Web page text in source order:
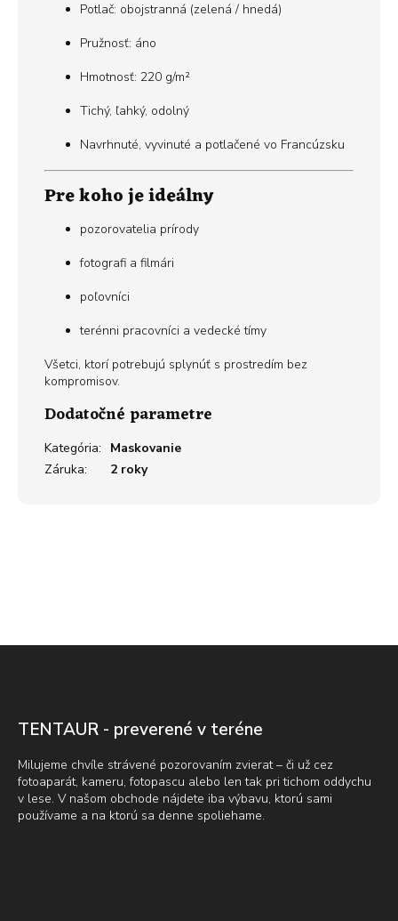
Potlač: obojstranná (zelená / hnedá)
Pružnosť: áno
Hmotnosť: 220 g/m²
Tichý, ľahký, odolný
Navrhnuté, vyvinuté a potlačené vo Francúzsku
Pre koho je ideálny
pozorovatelia prírody
fotografi a filmári
poľovníci
terénni pracovníci a vedecké tímy
Všetci, ktorí potrebujú splynúť s prostredím bez
kompromisov.
Dodatočné parametre
Kategória:
Maskovanie
Záruka: 2 roky
Z
TENTAUR - preverené v teréne
Milujeme chvíle strávené pozorovaním zvierat – či už cez
fotoaparát, kameru, fotopascu alebo len tak pri tichom oddychu
v lese. V našom obchode nájdete iba výbavu, ktorú sami
používame a na ktorú sa denne spoliehame.